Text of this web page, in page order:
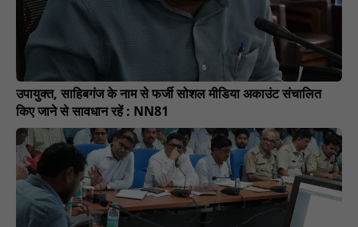
उपायुक्त, साहिबगंज के नाम से फर्जी सोशल मीडिया अकाउंट संचालित
किए जाने से सावधान रहें : NN81